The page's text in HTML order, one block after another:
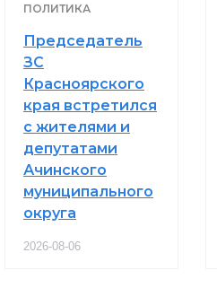
ПОЛИТИКА
Председатель
ЗС
Красноярского
края встретился
с жителями и
депутатами
Ачинского
муниципального
округа
2026-08-06